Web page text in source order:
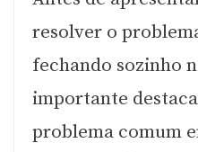
resolver o
fechando sozinho
importante
problema comum